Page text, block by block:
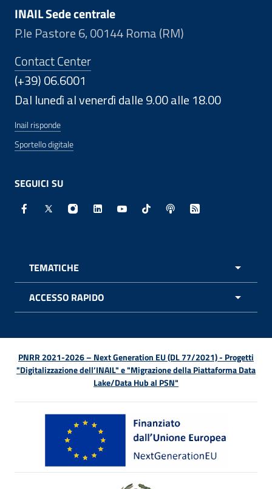
INAIL Sede centrale
P.le Pastore 6, 00144 Roma (RM)
Contact Center
(+39) 06.6001
Dal lunedì al venerdì dalle 9.00 alle 18.00
Inail risponde
Sportello digitale
SEGUICI SU
Facebook - Sito esterno - Apertura in nuova finestra
X - Sito esterno - Apertura in nuova finestra
Instagram - Sito esterno - Apertura in
Linkedin - Sito esterno - Apertura in
Youtube - Sito esterno -
TikTok - Sito esterno -
Spreaker - Sito
Feed RSS -
TEMATICHE
ACCESSO RAPIDO
PNRR 2021-2026 – Next Generation EU (DL 77/2021) - Progetti
"Digitalizzazione dell’INAIL" e "Migrazione della Piattaforma Data
Lake/Data Hub al PSN"